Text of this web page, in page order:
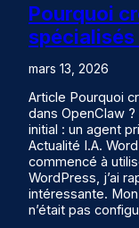
Pourquoi
mars 13, 2026
Article Pourquoi
dans OpenClaw
initial : un agent
Actualité I.A.
commencé à
WordPress, j’ai
intéressante.
n’était pas